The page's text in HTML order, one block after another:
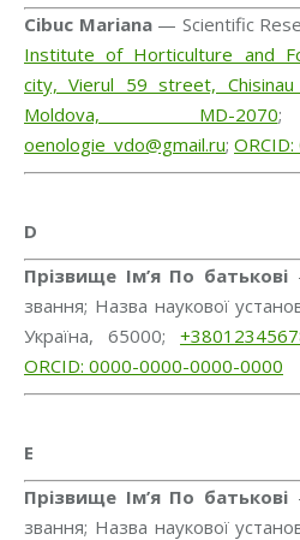
Cibuc Mariana— Scientific
Institute of Horticulture and
city, Vierul 59 street, Chisinau
Moldova, MD-2070
oenologie_vdo@gmail.ru;
D
Прізвище Ім’я По батькові
звання; Назва наукової
Україна, 65000;
ORCID: 0000-0000-0000-0000
E
Прізвище Ім’я По батькові
звання; Назва наукової